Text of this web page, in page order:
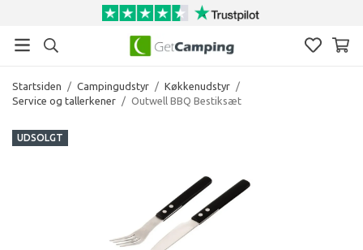
Startsiden / Campingudstyr / Køkkenudstyr /
Service og tallerkener / Outwell BBQ Bestiksæt
UDSOLGT